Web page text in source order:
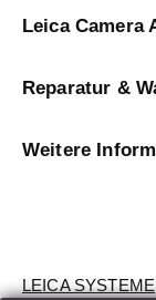
Leica Camera
Reparatur &
Weitere
LEICA SYSTEME